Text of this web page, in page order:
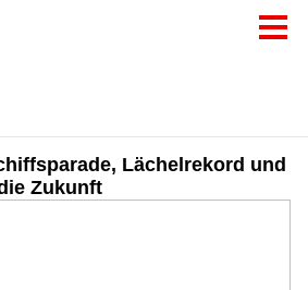
Lächelrekord und
Zukunft